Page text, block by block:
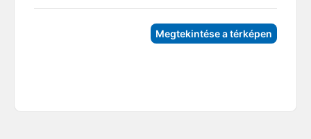
Megtekintése a térképen